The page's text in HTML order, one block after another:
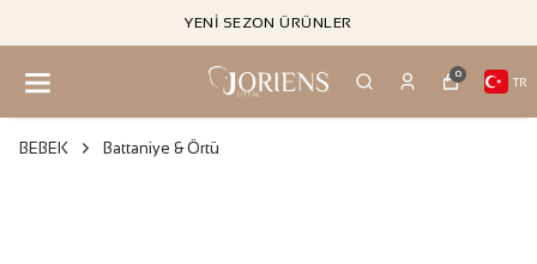
YENI SEZON ÜRÜNLER
0
TR
BEBEK Battaniye & Örtü